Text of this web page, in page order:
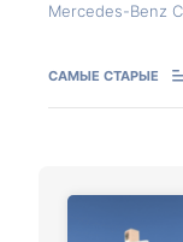
Mercedes-Benz
САМЫЕ СТАРЫЕ